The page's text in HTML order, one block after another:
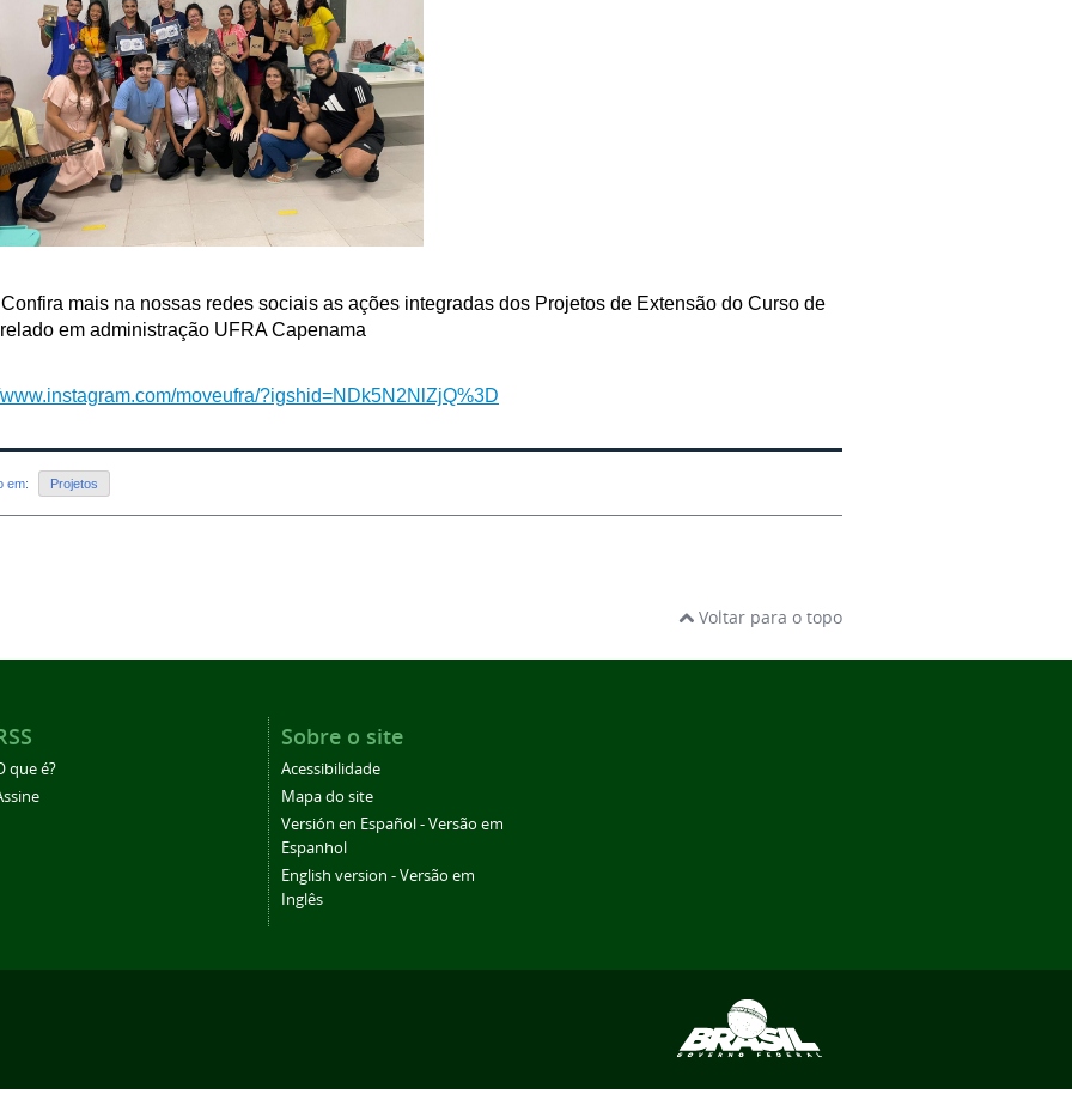
Confira mais na nossas redes sociais as ações integradas dos Projetos de Extensão do Curso de
em administração UFRA Capenama
moveufra/?igshid=NDk5N2NlZjQ%3D
em: Projetos
Voltar para o topo
que é?
Sobre o site
Acessibilidade
Mapa do site
Versión en Español - Versão em
Espanhol
English version - Versão em
Inglês